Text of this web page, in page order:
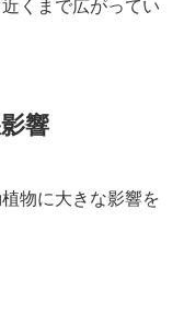
くまで広がってい
響
物に大きな影響を